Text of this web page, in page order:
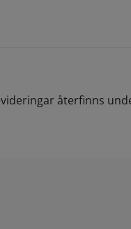
återfinns